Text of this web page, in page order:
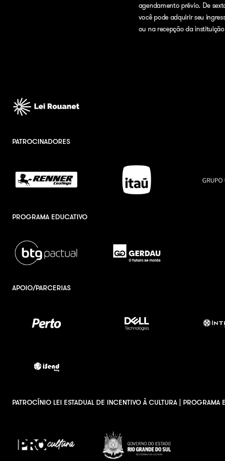
agendamento prévio. De
você pode adquirir seu
ou na recepção da instituição
PATROCINADORES
PROGRAMA EDUCATIVO
APOIO/PARCERIAS
PATROCÍNIO LEI ESTADUAL DE INCENTIVO À CULTURA | PROGRAMA